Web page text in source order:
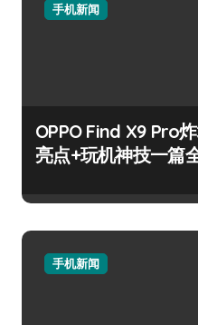
手机新闻
OPPO Find X9 Pro
亮点+玩机神技一篇
手机新闻